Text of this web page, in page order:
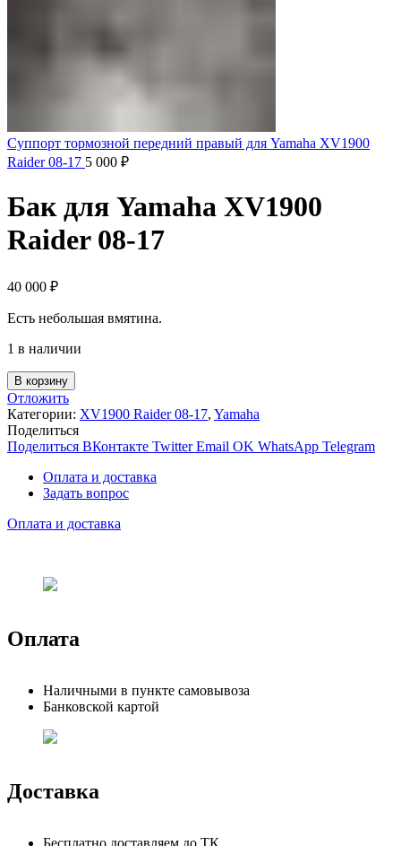
Суппорт тормозной передний правый для Yamaha XV1900
Raider 08-17 5 000 ₽
Бак для Yamaha XV1900
Raider 08-17
40 000 ₽
Есть небольшая вмятина.
1 в наличии
В корзину
Отложить
Категории: XV1900 Raider 08-17, Yamaha
Поделиться
Поделиться ВКонтакте Twitter Email OK WhatsApp Telegram
Оплата и доставка
Задать вопрос
Оплата и доставка
Оплата
Наличными в пункте самовывоза
Банковской картой
Доставка
Бесплатно доставляем до ТК